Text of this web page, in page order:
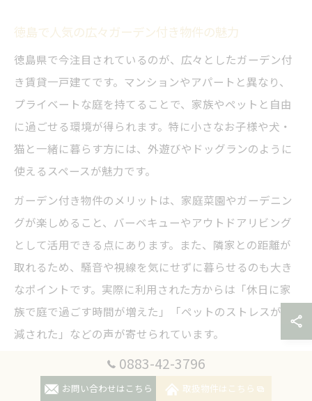
徳島で人気の広々ガーデン付き物件の魅力
徳島県で今注目されているのが、広々としたガーデン付
き賃貸一戸建てです。マンションやアパートと異なり、
プライベートな庭を持てることで、家族やペットと自由
に過ごせる環境が得られます。特に小さなお子様や犬・
猫と一緒に暮らす方には、外遊びやドッグランのように
使えるスペースが魅力です。
ガーデン付き物件のメリットは、家庭菜園やガーデニン
グが楽しめること、バーベキューやアウトドアリビング
として活用できる点にあります。また、隣家との距離が
取れるため、騒音や視線を気にせずに暮らせるのも大き
なポイントです。実際に利用された方からは「休日に家
族で庭で過ごす時間が増えた」「ペットのストレスが軽
減された」などの声が寄せられています。
一方で、庭の手入れや害虫対策、外部からの目隠しとい
った注意点もあります。徳島の気候や地域性を踏まえ
0883-42-3796
お問い合わせはこちら 取扱物件はこちら